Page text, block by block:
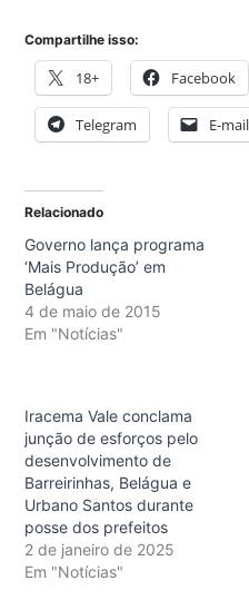
Compartilhe isso:
18+ Facebook
Telegram E-mail
Relacionado
Governo lança programa
‘Mais Produção’ em
Belágua
4 de maio de 2015
Em "Notícias"
Iracema Vale conclama
junção de esforços pelo
desenvolvimento de
Barreirinhas, Belágua e
Urbano Santos durante
posse dos prefeitos
2 de janeiro de 2025
Em "Notícias"